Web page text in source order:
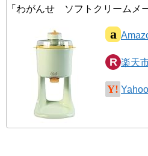
「わがんせ ソフトクリームメ
楽天